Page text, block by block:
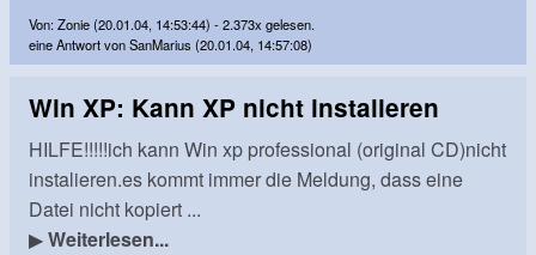
Von: Zonie (20.01.04, 14:53:44) - 2.373x gelesen.
eine Antwort von SanMarius (20.01.04, 14:57:08)
Win XP: Kann XP nicht instalieren
HILFE!!!!!ich kann Win xp professional (original CD)nicht
instalieren.es kommt immer die Meldung, dass eine
Datei nicht kopiert ...
▶Weiterlesen...